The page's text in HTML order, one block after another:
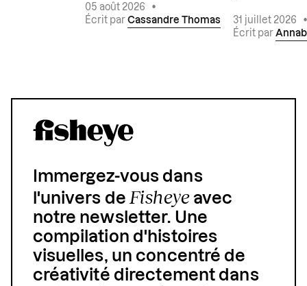
05 août 2026
•
Écrit par Cassandre Thomas 31 juillet 2026
Écrit par
Immergez-vous dans
l'univers deFisheyeavec
notre newsletter. Une
compilation d'histoires
visuelles, un concentré de
créativité directement dans